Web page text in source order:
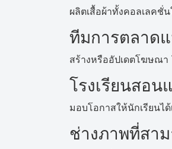
ผลิตเสื้อผ้าทั้งคอลเลคชั่
ทีมการตลาด
สร้างหรืออัปเดตโฆษณา
โรงเรียนสอ
มอบโอกาสให้นักเรียนไ
ช่างภาพที่สา